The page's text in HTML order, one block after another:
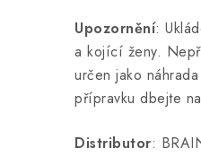
Upozornění:
a kojící ženy.
určen jako
přípravku dbejte
Distributor: